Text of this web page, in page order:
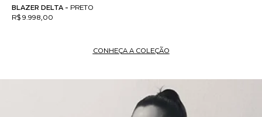
CAMISA NAVAL -LISTRADO VERMELHO
R$ 1.198,00
CONHEÇA A COLEÇÃO